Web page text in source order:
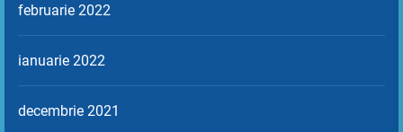
februarie 2022
ianuarie 2022
decembrie 2021